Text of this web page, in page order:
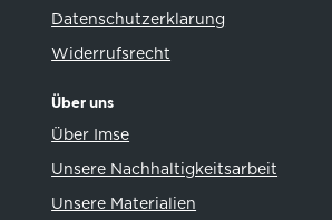
Datenschutzerklarung
Widerrufsrecht
Über uns
Über Imse
Unsere Nachhaltigkeitsarbeit
Unsere Materialien